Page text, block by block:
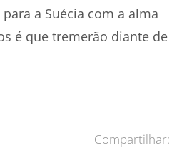
a Suécia com a alma
é que tremerão diante de
Compartilhar: